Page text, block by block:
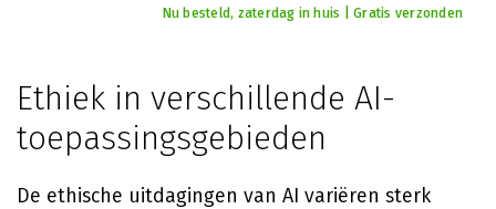
Nu besteld, zaterdag in huis | Gratis verzonden
Ethiek in verschillende AI-
toepassingsgebieden
De ethische uitdagingen van AI variëren sterk